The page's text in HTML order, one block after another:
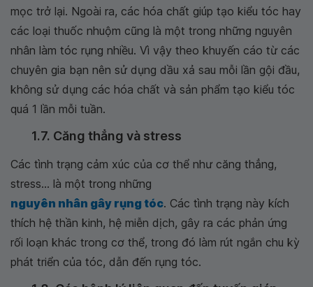
mọc trở lại. Ngoài ra, các hóa chất giúp tạo kiểu tóc hay
các loại thuốc nhuộm cũng là một trong những nguyên
nhân làm tóc rụng nhiều. Vì vậy theo khuyến cáo từ các
chuyên gia bạn nên sử dụng dầu xả sau mỗi lần gội đầu,
không sử dụng các hóa chất và sản phẩm tạo kiểu tóc
quá 1 lần mỗi tuần.
1.7. Căng thẳng và stress
Các tình trạng cảm xúc của cơ thể như căng thẳng,
stress... là một trong những
nguyên nhân gây rụng tóc. Các tình trạng này kích
thích hệ thần kinh, hệ miễn dịch, gây ra các phản ứng
rối loạn khác trong cơ thể, trong đó làm rút ngắn chu kỳ
phát triển của tóc, dẫn đến rụng tóc.